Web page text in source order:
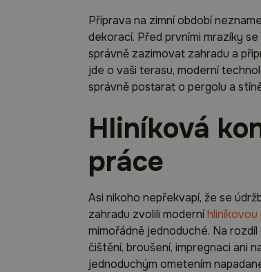
Příprava na zimní období
dekorací. Před prvními mrazíky
správně zazimovat zahradu a
jde o vaši terasu, moderní
správně postarat o pergolu a
Hliníková
práce
Asi nikoho nepřekvapí, že se
zahradu zvolili moderníhliníkovou
mimořádně jednoduché. Na
čištění, broušení, impregnaci ani
jednoduchým ometením